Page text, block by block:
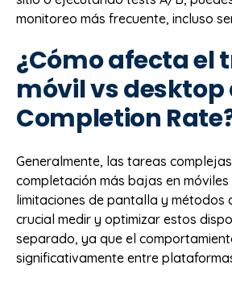
monitoreo más frecuente, incluso
¿Cómo afecta el
móvil vs desktop
Completion
Generalmente, las tareas
completación más bajas en
limitaciones de pantalla y métodos
crucial medir y optimizar estos
separado, ya que el
significativamente entre